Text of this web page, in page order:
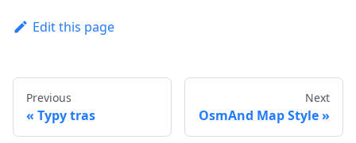
Edit this page
Previous
Typy tras
Next
OsmAnd Map Style